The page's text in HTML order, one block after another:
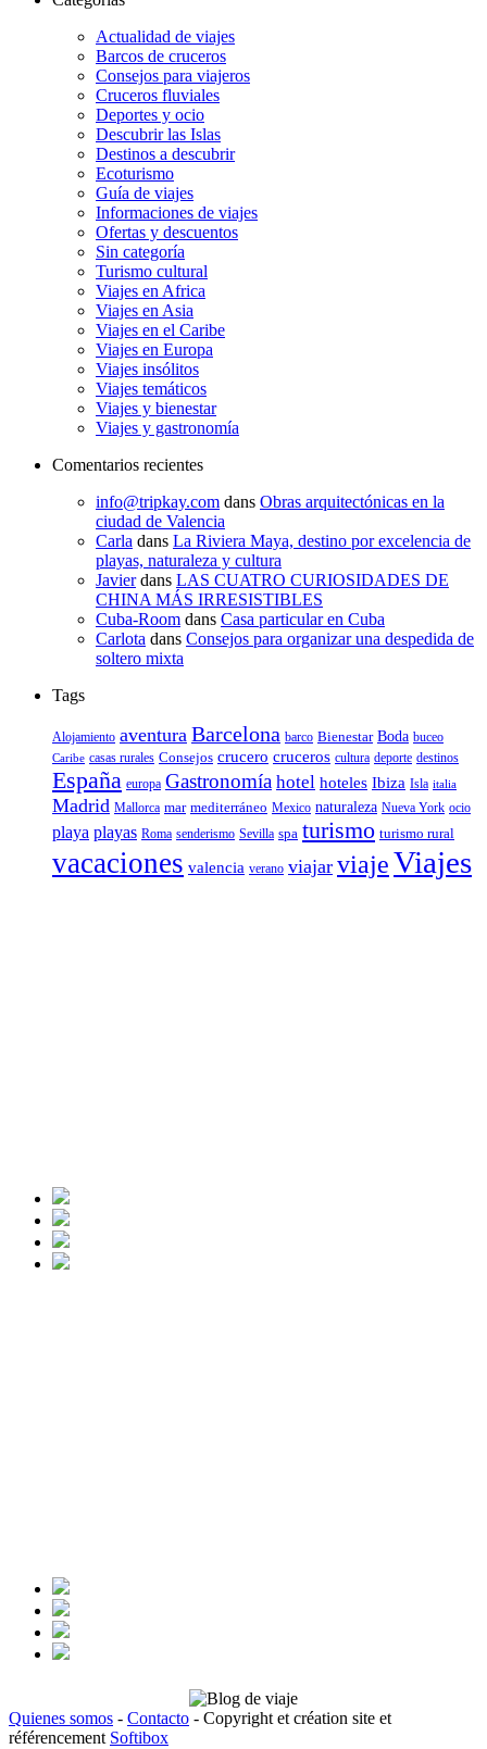
Actualidad de viajes
Barcos de cruceros
Consejos para viajeros
Cruceros fluviales
Deportes y ocio
Descubrir las Islas
Destinos a descubrir
Ecoturismo
Guía de viajes
Informaciones de viajes
Ofertas y descuentos
Sin categoría
Turismo cultural
Viajes en Africa
Viajes en Asia
Viajes en el Caribe
Viajes en Europa
Viajes insólitos
Viajes temáticos
Viajes y bienestar
Viajes y gastronomía
Comentarios recientes
info@tripkay.com dans Obras arquitectónicas en la
ciudad de Valencia
Carla dans La Riviera Maya, destino por excelencia de
playas, naturaleza y cultura
Javierdans LAS CUATRO CURIOSIDADES DE
CHINA MÁS IRRESISTIBLES
Cuba-Room dans Casa particular en Cuba
Carlota dans Consejos para organizar una despedida de
soltero mixta
Tags
Alojamiento aventura Barcelona barco Bienestar Boda buceo
Caribe casas rurales Consejos crucero cruceros cultura deporte destinos
España europa Gastronomía hotel hoteles Ibiza Isla italia
Madrid Mallorca mar mediterráneo Mexico naturaleza Nueva York ocio
playa playas Roma senderismo Sevilla spa turismo turismo rural
vacaciones valencia verano viajar viajeViajes
Quienes somos - Contacto - Copyright et création site et
référencement Softibox